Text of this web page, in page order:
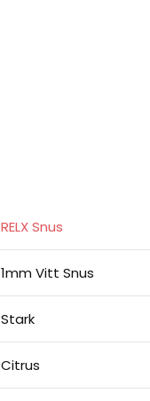
RELX Snus
1mm Vitt Snus
Stark
Citrus